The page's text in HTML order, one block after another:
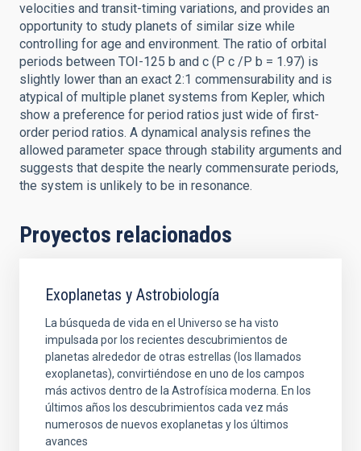
velocities and transit-timing variations, and provides an
opportunity to study planets of similar size while
controlling for age and environment. The ratio of orbital
periods between TOI-125 b and c (P c /P b = 1.97) is
slightly lower than an exact 2:1 commensurability and is
atypical of multiple planet systems from Kepler, which
show a preference for period ratios just wide of first-
order period ratios. A dynamical analysis refines the
allowed parameter space through stability arguments and
suggests that despite the nearly commensurate periods,
the system is unlikely to be in resonance.
Proyectos relacionados
Exoplanetas y Astrobiología
La búsqueda de vida en el Universo se ha visto
impulsada por los recientes descubrimientos de
planetas alrededor de otras estrellas (los llamados
exoplanetas), convirtiéndose en uno de los campos
más activos dentro de la Astrofísica moderna. En los
últimos años los descubrimientos cada vez más
numerosos de nuevos exoplanetas y los últimos
avances